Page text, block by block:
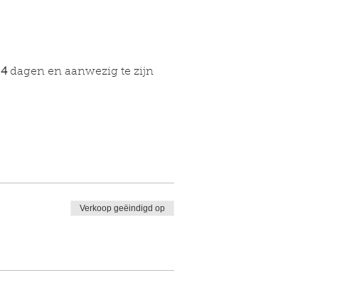
4 dagen en aanwezig te zijn
Verkoop geëindigd op